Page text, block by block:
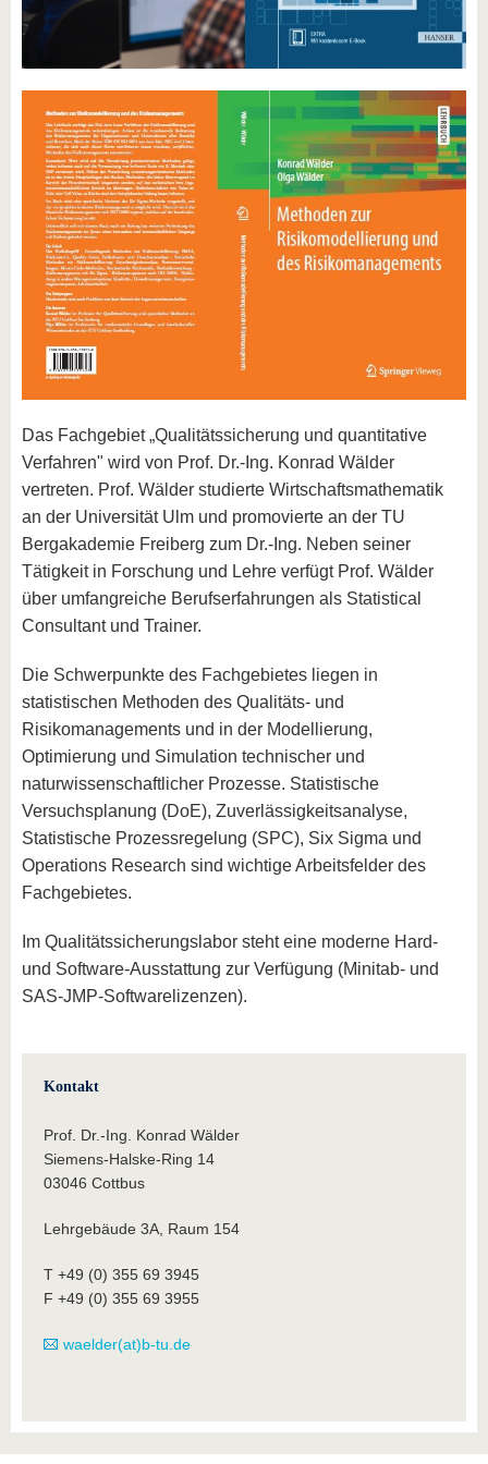
Das Fachgebiet „Qualitätssicherung und quantitative
Verfahren" wird von Prof. Dr.-Ing. Konrad Wälder
vertreten. Prof. Wälder studierte Wirtschaftsmathematik
an der Universität Ulm und promovierte an der TU
Bergakademie Freiberg zum Dr.-Ing. Neben seiner
Tätigkeit in Forschung und Lehre verfügt Prof. Wälder
über umfangreiche Berufserfahrungen als Statistical
Consultant und Trainer.
Die Schwerpunkte des Fachgebietes liegen in
statistischen Methoden des Qualitäts- und
Risikomanagements und in der Modellierung,
Optimierung und Simulation technischer und
naturwissenschaftlicher Prozesse. Statistische
Versuchsplanung (DoE), Zuverlässigkeitsanalyse,
Statistische Prozessregelung (SPC), Six Sigma und
Operations Research sind wichtige Arbeitsfelder des
Fachgebietes.
Im Qualitätssicherungslabor steht eine moderne Hard-
und Software-Ausstattung zur Verfügung (Minitab- und
SAS-JMP-Softwarelizenzen).
Kontakt
Prof. Dr.-Ing. Konrad Wälder
Siemens-Halske-Ring 14
03046 Cottbus
Lehrgebäude 3A, Raum 154
T +49 (0) 355 69 3945
F +49 (0) 355 69 3955
waelder(at)b-tu.de